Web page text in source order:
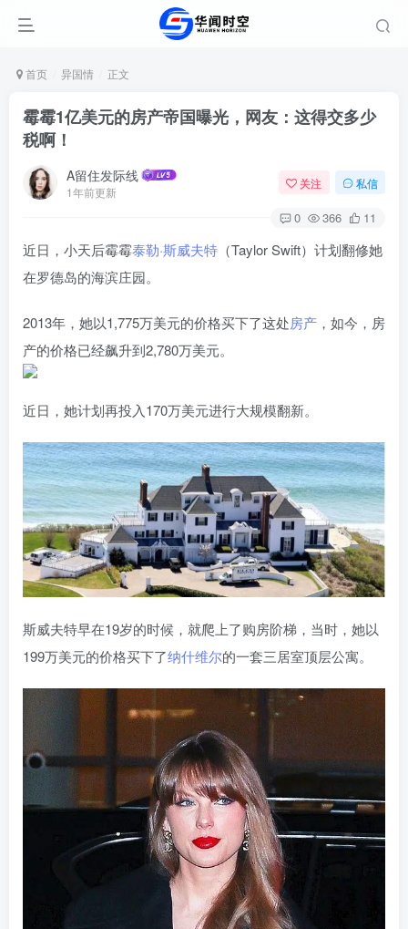
首页 异国情 正文
霉霉1亿美元的房产帝国曝光，网友：这得交多少
税啊！
A留住发际线
1年前更新
关注 私信
0 366 11
近日，小天后霉霉泰勒·斯威夫特 （Taylor Swift）计划翻修她
在罗德岛的海滨庄园。
2013年，她以1,775万美元的价格买下了这处房产 ，如今，房
产的价格已经飙升到2,780万美元。
近日，她计划再投入170万美元进行大规模翻新。
斯威夫特早在19岁的时候，就爬上了购房阶梯，当时，她以
199万美元的价格买下了纳什维尔的一套三居室顶层公寓。